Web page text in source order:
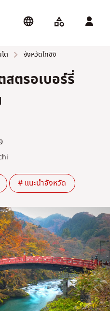
ต จังหวัดโทชิงิ
ตรอเบอร์รี่
# แนะนำจังหวัด